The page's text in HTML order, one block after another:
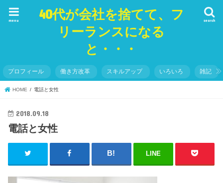
40代が会社を捨てて、フ
リーランスになる
と・・・
search
menu
プロフィール 働き方改革 スキルアップ いろいろ 雑記
HOME 電話と女性
2018.09.18
電話と女性
LINE